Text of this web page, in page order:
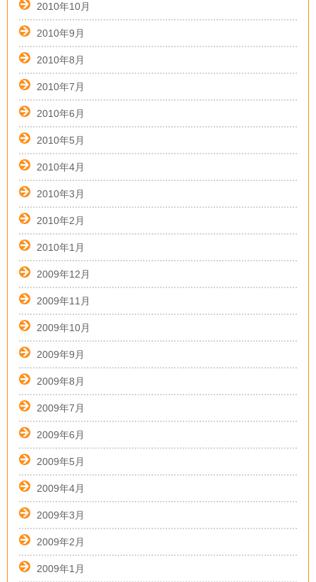
2010年10月
2010年9月
2010年8月
2010年7月
2010年6月
2010年5月
2010年4月
2010年3月
2010年2月
2010年1月
2009年12月
2009年11月
2009年10月
2009年9月
2009年8月
2009年7月
2009年6月
2009年5月
2009年4月
2009年3月
2009年2月
2009年1月